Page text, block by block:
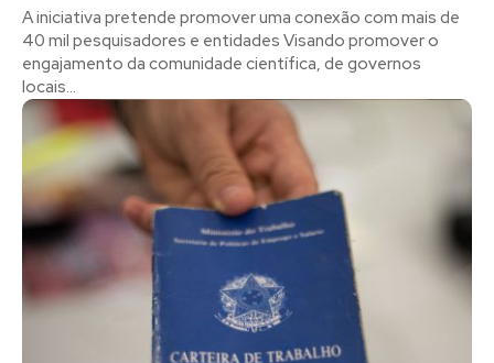
A iniciativa pretende promover uma conexão com mais de
40 mil pesquisadores e entidades Visando promover o
engajamento da comunidade científica, de governos
locais...